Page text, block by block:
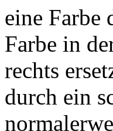
eine Farbe
Farbe in
rechts
durch ein